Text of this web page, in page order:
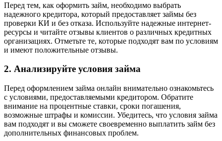
Перед тем, как оформить займ, необходимо выбрать
надежного кредитора, который предоставляет займы без
проверки КИ и без отказа. Используйте надежные интернет-
ресурсы и читайте отзывы клиентов о различных кредитных
организациях. Отметьте те, которые подходят вам по условиям
и имеют положительные отзывы.
2. Анализируйте условия займа
Перед оформлением займа онлайн внимательно ознакомьтесь
с условиями, предоставляемыми кредитором. Обратите
внимание на процентные ставки, сроки погашения,
возможные штрафы и комиссии. Убедитесь, что условия займа
вам подходят и вы сможете своевременно выплатить займ без
дополнительных финансовых проблем.